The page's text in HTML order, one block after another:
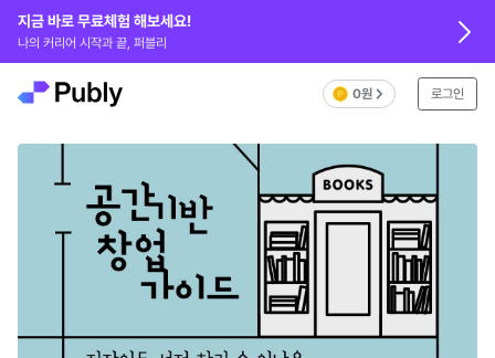
0원 로그인
지금 바로 무료체험 해보세요!
나의 커리어 시작과 끝, 퍼블리